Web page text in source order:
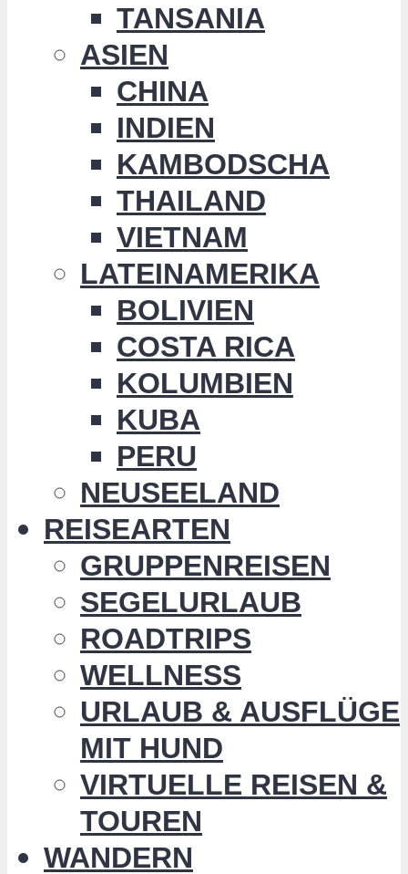
TANSANIA
ASIEN
CHINA
INDIEN
KAMBODSCHA
THAILAND
VIETNAM
LATEINAMERIKA
BOLIVIEN
COSTA RICA
KOLUMBIEN
KUBA
PERU
NEUSEELAND
REISEARTEN
GRUPPENREISEN
SEGELURLAUB
ROADTRIPS
WELLNESS
URLAUB & AUSFLÜGE
MIT HUND
VIRTUELLE REISEN &
TOUREN
WANDERN